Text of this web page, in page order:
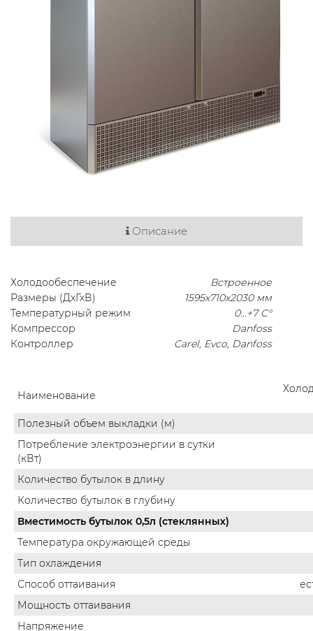
Описание
Холодообеспечение
Встроенное
Размеры (ДхГхВ)
1595х710х2030 мм
Температурный режим
0…+7 C°
Компрессор
Danfoss
Контроллер
Carel, Evco, Danfoss
Наименование
Полезный объем выкладки (м)
Потребление электроэнергии в сутки
(кВт)
Количество бутылок в длину
Количество бутылок в глубину
Вместимость бутылок 0,5л (стеклянных)
Температура окружающей среды
Тип охлаждения
Способ оттаивания
Мощность оттаивания
Напряжение